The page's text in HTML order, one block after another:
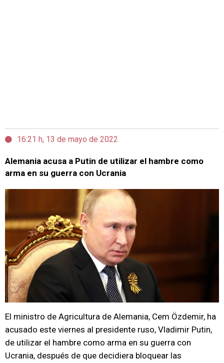
16:21 h, 13 de mayo de 2022
Alemania acusa a Putin de utilizar el hambre como
arma en su guerra con Ucrania
El ministro de Agricultura de Alemania, Cem Özdemir, ha
acusado este viernes al presidente ruso, Vladimir Putin,
de utilizar el hambre como arma en su guerra con
Ucrania, después de que decidiera bloquear las